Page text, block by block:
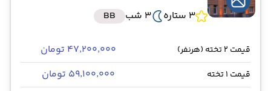
3 ستاره
3 شب BB
قیمت 2 تخته (هرنفر) ۴۷٬۲۰۰٬۰۰۰ تومان
قیمت 1 تخته ۵۹٬۱۰۰٬۰۰۰ تومان